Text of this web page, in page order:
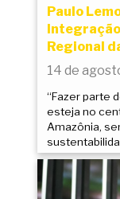
Paulo
Regional
14 de
“Fazer parte
esteja no
Amazônia,